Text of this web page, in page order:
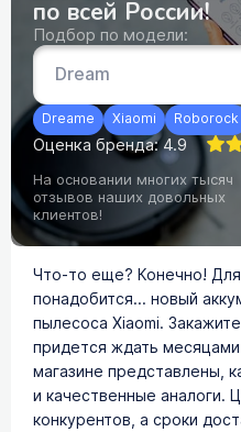
по всей России!
Подбор по модели:
Dreame Xiaomi Roborock
Оценка бренда: 4.9
На основании многих тысяч
отзывов наших довольных
клиентов!
Что-то еще? Конечно!
понадобится... новый
пылесоса Xiaomi.
придется ждать
магазине представлены,
и качественные аналоги.
конкурентов, а сроки